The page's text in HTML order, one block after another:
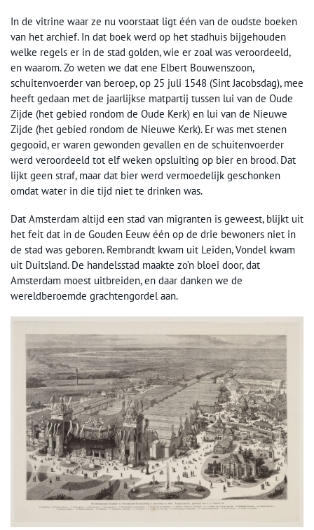
In de vitrine waar ze nu voorstaat ligt één van de oudste boeken
van het archief. In dat boek werd op het stadhuis bijgehouden
welke regels er in de stad golden, wie er zoal was veroordeeld,
en waarom. Zo weten we dat ene Elbert Bouwenszoon,
schuitenvoerder van beroep, op 25 juli 1548 (Sint Jacobsdag), mee
heeft gedaan met de jaarlijkse matpartij tussen lui van de Oude
Zijde (het gebied rondom de Oude Kerk) en lui van de Nieuwe
Zijde (het gebied rondom de Nieuwe Kerk). Er was met stenen
gegooid, er waren gewonden gevallen en de schuitenvoerder
werd veroordeeld tot elf weken opsluiting op bier en brood. Dat
lijkt geen straf, maar dat bier werd vermoedelijk geschonken
omdat water in die tijd niet te drinken was.
Dat Amsterdam altijd een stad van migranten is geweest, blijkt uit
het feit dat in de Gouden Eeuw één op de drie bewoners niet in
de stad was geboren. Rembrandt kwam uit Leiden, Vondel kwam
uit Duitsland. De handelsstad maakte zo’n bloei door, dat
Amsterdam moest uitbreiden, en daar danken we de
wereldberoemde grachtengordel aan.